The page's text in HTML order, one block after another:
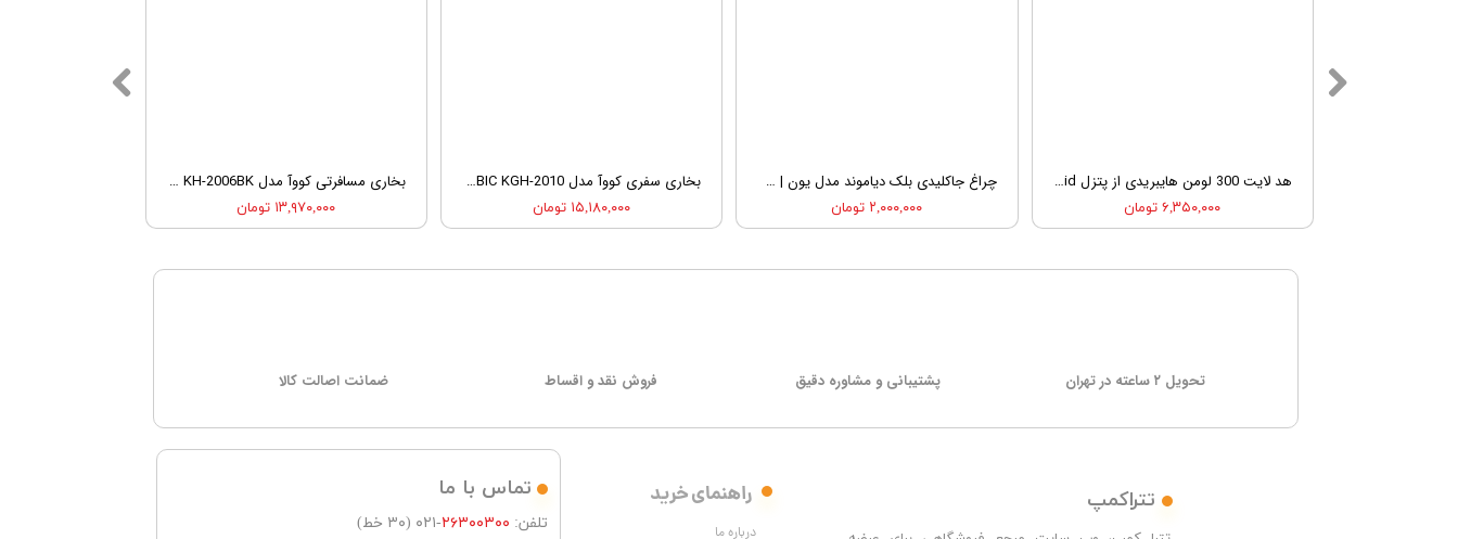
بخاری مسافرتی کووآ مدل KOVEA POWERSENSE BLACK KH-2006BK
۱۳,۹۷۰,۰۰۰ تومان
بخاری سفری کووآ مدل KOVEA PORTABLE HEATER CUBIC KGH-2010
۱۵,۱۸۰,۰۰۰ تومان
چراغ جاکلیدی بلک دیاموند مدل یون | BLACK DIAMOND ION KEYCHAIN LIGHT
۲,۰۰۰,۰۰۰ تومان
هد لایت 300 لومن هایبریدی از پتزل Petzl Tikkina 300 Hybrid
۶,۳۵۰,۰۰۰ تومان
راهنمای خرید
درباره ما
تتراکمپ
تحویل ۲ ساعته در تهران پشتیبانی و مشاوره دقیق فروش نقد و اقساط ﺿﻤﺎﻧﺖ اصالت کالا
تماس با ما
تلفن: ۲۶۳۰۰۳۰۰-۰۲۱ (۳۰ خط)